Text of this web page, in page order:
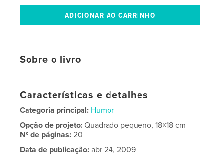
Sobre o livro
Características e detalhes
Categoria principal: Humor
Opção de projeto:Quadrado pequeno, 18×18 cm
Nº de páginas:20
Data de publicação: abr 24, 2009